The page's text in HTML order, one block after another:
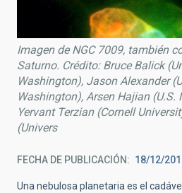
Imagen de NGC 7009, también
Saturno. Crédito: Bruce Balick
Washington), Jason Alexander
Washington), Arsen Hajian (U.S.
Yervant Terzian (Cornell
(Univers
FECHA DE PUBLICACIÓN 18/12/
Una nebulosa planetaria es el